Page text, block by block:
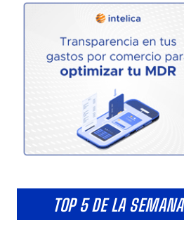
TOP 5 DE LA SEMANA